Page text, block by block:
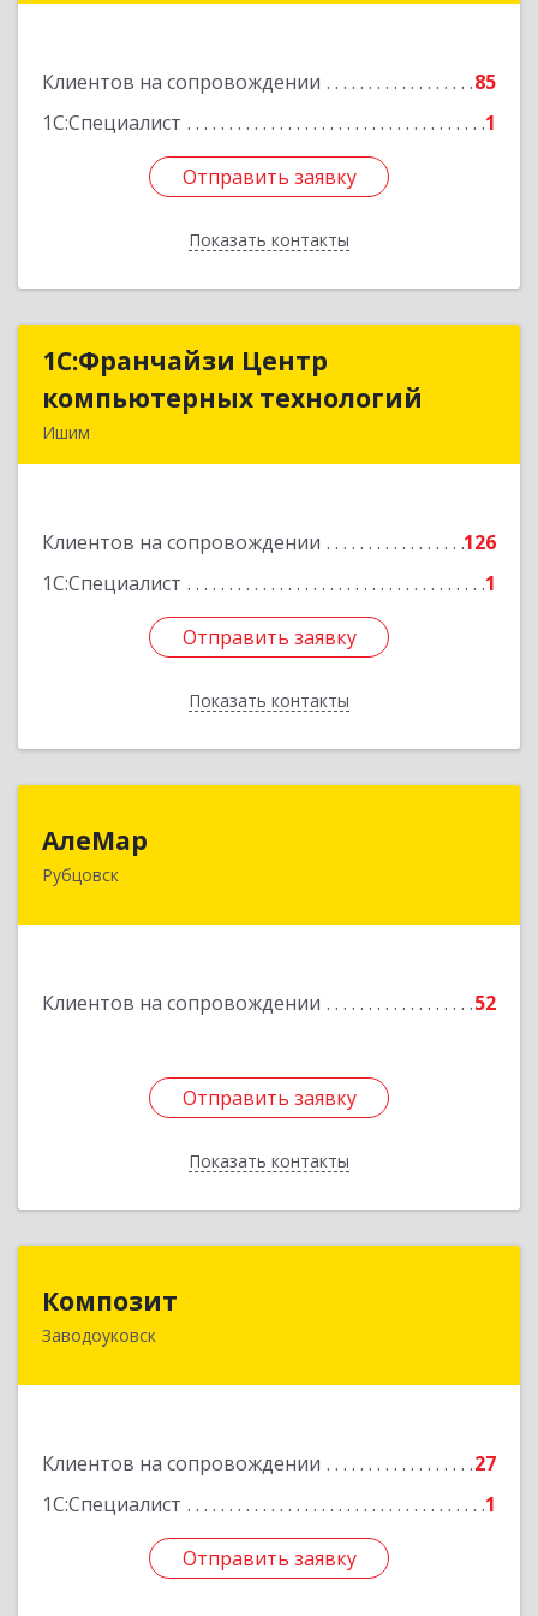
Клиентов на сопровождении
85
1С:Специалист
1
Отправить заявку
Показать контакты
Отправить заявку
Назад
1С:Франчайзи Центр
компьютерных технологий
Ишим
Клиентов на сопровождении
126
1С:Специалист
1
Отправить заявку
Показать контакты
1С:Франчайзи Центр
компьютерных технологий
Подробнее
Отправить заявку
Назад
АлеМар
Рубцовск
Клиентов на сопровождении 52
Отправить заявку
Показать контакты
Отправить заявку
Назад
Композит
Заводоуковск
Клиентов на сопровождении
27
1С:Специалист
1
Отправить заявку
627140, Тюменская обл, Заводоуковский р-н,
Отправить заявку